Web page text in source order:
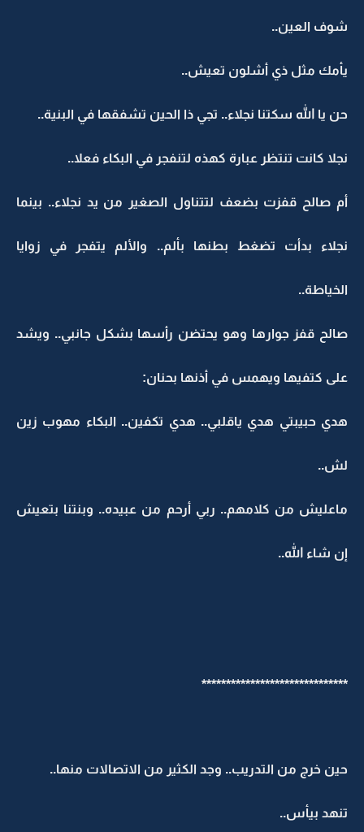
شوف العين..
يأمك مثل ذي أشلون تعيش..
حن يا الله سكتنا نجلاء.. تجي ذا الحين تشفقها في البنية..
نجلا كانت تنتظر عبارة كهذه لتنفجر في البكاء فعلا..
أم صالح قفزت بضعف لتتناول الصغير من يد نجلاء.. بينما
نجلاء بدأت تضغط بطنها بألم.. والألم يتفجر في زوايا
الخياطة..
صالح قفز جوارها وهو يحتضن رأسها بشكل جانبي.. ويشد
على كتفيها ويهمس في أذنها بحنان:
هدي حبيبتي هدي ياقلبي.. هدي تكفين.. البكاء مهوب زين
لش..
ماعليش من كلامهم.. ربي أرحم من عبيده.. وبنتنا بتعيش
إن شاء الله..
******************************
حين خرج من التدريب.. وجد الكثير من الاتصالات منها..
تنهد بيأس..